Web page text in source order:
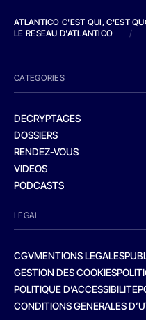
ATLANTICO C'EST QUI, C'EST
LE RESEAU D'ATLANTICO
/
CATEGORIES
DECRYPTAGES
DOSSIERS
RENDEZ-VOUS
VIDEOS
PODCASTS
LEGAL
CGVMENTIONS LEGALES
GESTION DES COOKIES
POLITIQUE D’ACCESSIBILITE
CONDITIONS GENERALES